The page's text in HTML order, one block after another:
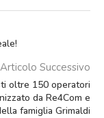
Articolo Successivo
oltre 150 operatori
da Re4Com e
famiglia Grimaldi